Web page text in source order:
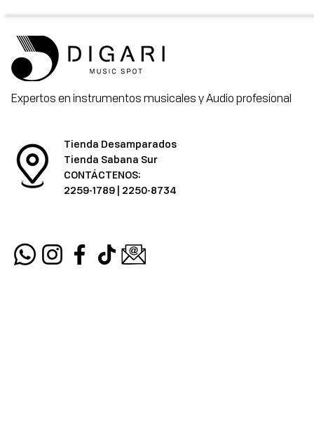
Expertos en instrumentos musicales y Audio profesional
Tienda Desamparados
Tienda Sabana Sur
CONTÁCTENOS:
2259-1789 | 2250-8734